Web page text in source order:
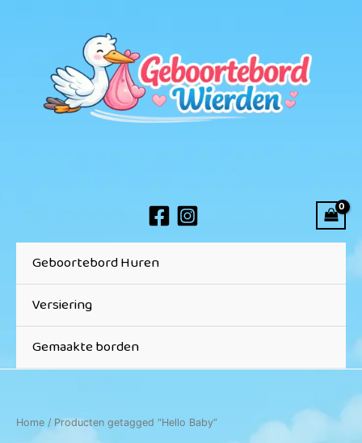
Geboortebord Huren
Versiering
Gemaakte borden
Home / Producten getagged “Hello Baby”